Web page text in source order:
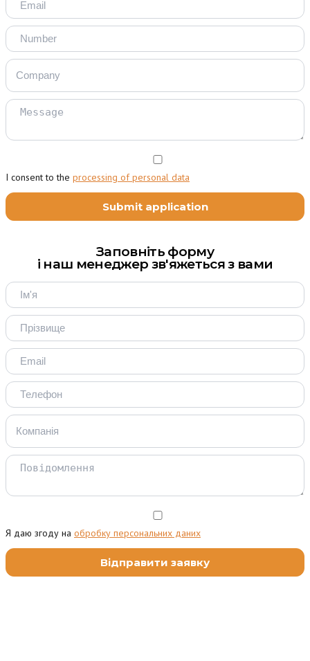
I consent to the processing of personal data
Заповніть форму
і наш менеджер зв'яжеться з вами
Я даю згоду на обробку персональних даних